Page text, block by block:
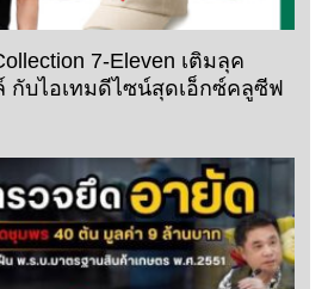
7-Eleven เติมลุค
กับไอเทมดีไซน์สุดเอ็กซ์คลูซีฟ